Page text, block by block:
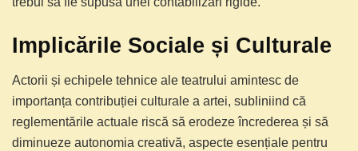
Implicările Sociale și Culturale
Actorii și echipele tehnice ale teatrului amintesc de
importanța contribuției culturale a artei, subliniind că
reglementările actuale riscă să erodeze încrederea și să
diminueze autonomia creativă, aspecte esențiale pentru